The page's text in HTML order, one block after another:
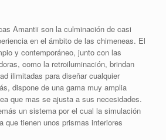
Amantii son la culminación de casi
en el ámbito de las chimeneas. El
y contemporáneo, junto con las
como la retroiluminación, brindan
ilimitadas para diseñar cualquier
dispone de una gama muy amplia
que mas se ajusta a sus necesidades.
un sistema por el cual la simulación
que tienen unos prismas interiores